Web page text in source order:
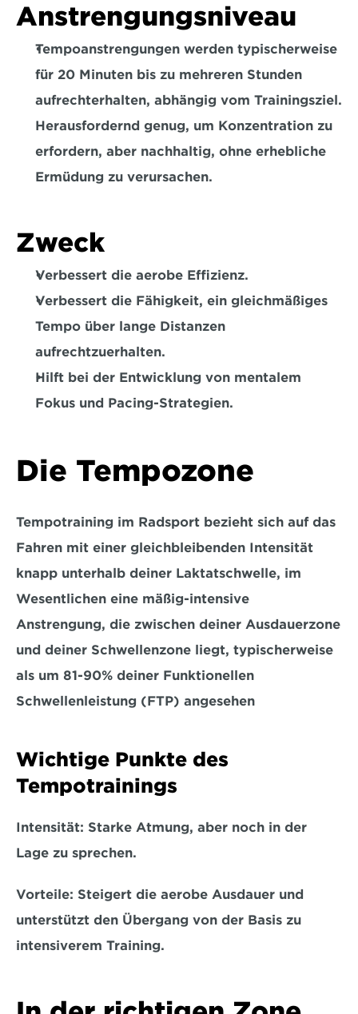
Anstrengungsniveau
Tempoanstrengungen werden typischerweise
für 20 Minuten bis zu mehreren Stunden
aufrechterhalten, abhängig vom Trainingsziel.
Herausfordernd genug, um Konzentration zu
erfordern, aber nachhaltig, ohne erhebliche
Ermüdung zu verursachen.
Zweck
Verbessert die aerobe Effizienz.
Verbessert die Fähigkeit, ein gleichmäßiges
Tempo über lange Distanzen
aufrechtzuerhalten.
Hilft bei der Entwicklung von mentalem
Fokus und Pacing-Strategien.
Die Tempozone
Tempotraining im Radsport bezieht sich auf das
Fahren mit einer gleichbleibenden Intensität
knapp unterhalb deiner Laktatschwelle, im
Wesentlichen eine mäßig-intensive
Anstrengung, die zwischen deiner Ausdauerzone
und deiner Schwellenzone liegt, typischerweise
als um 81-90% deiner Funktionellen
Schwellenleistung (FTP) angesehen
Wichtige Punkte des
Tempotrainings
Intensität: Starke Atmung, aber noch in der
Lage zu sprechen.
Vorteile: Steigert die aerobe Ausdauer und
unterstützt den Übergang von der Basis zu
intensiverem Training.